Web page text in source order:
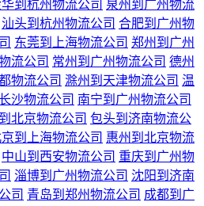
到杭州物流公司 泉州到广州物流
汕头到杭州物流公司 合肥到广州物
东莞到上海物流公司 郑州到广州
流公司 常州到广州物流公司 德州
物流公司 滁州到天津物流公司 温
沙物流公司 南宁到广州物流公司
北京物流公司 包头到济南物流公
到上海物流公司 惠州到北京物流
中山到西安物流公司 重庆到广州物
淄博到广州物流公司 沈阳到济南
司 青岛到郑州物流公司 成都到广